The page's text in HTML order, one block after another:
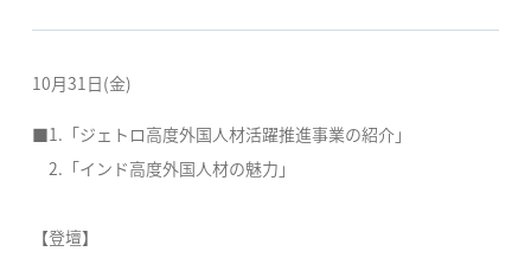
10月31日(金)
■1.「ジェトロ高度外国人材活躍推進事業の紹介」
2.「インド高度外国人材の魅力」
【登壇】